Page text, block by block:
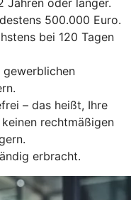
Jahren oder länger.
500.000 Euro.
bei 120 Tagen
gewerblichen
– das heißt, Ihre
keinen rechtmäßigen
erbracht.